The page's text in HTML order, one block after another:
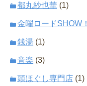
都丸紗也華 (1)
金曜ロードSHOW！
銭湯 (1)
音楽 (3)
頭ほぐし専門店 (1)